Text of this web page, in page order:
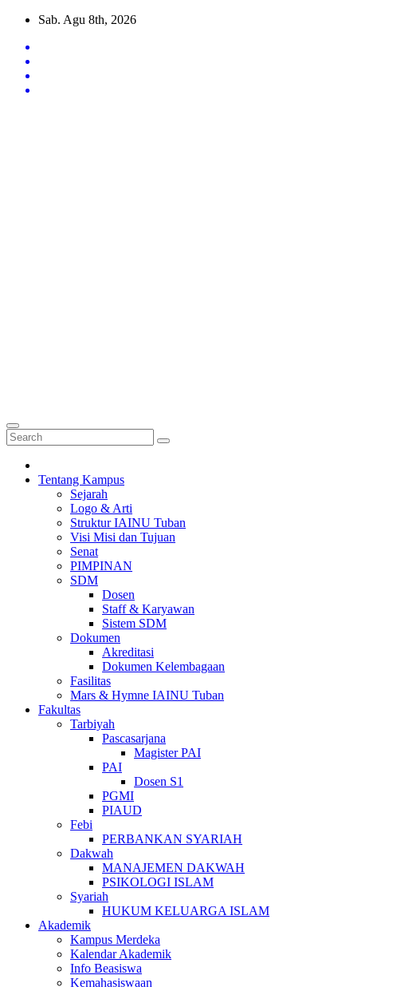
Skip
content
Sab. Agu 8th, 2026
Tentang Kampus
Sejarah
Logo & Arti
Struktur IAINU Tuban
Visi Misi dan Tujuan
Senat
PIMPINAN
SDM
Dosen
Staff & Karyawan
Sistem SDM
Dokumen
Akreditasi
Dokumen Kelembagaan
Fasilitas
Mars & Hymne IAINU Tuban
Fakultas
Tarbiyah
Pascasarjana
Magister PAI
PAI
Dosen S1
PGMI
PIAUD
Febi
PERBANKAN SYARIAH
Dakwah
MANAJEMEN DAKWAH
PSIKOLOGI ISLAM
Syariah
HUKUM KELUARGA ISLAM
Akademik
Kampus Merdeka
Kalendar Akademik
Info Beasiswa
Kemahasiswaan